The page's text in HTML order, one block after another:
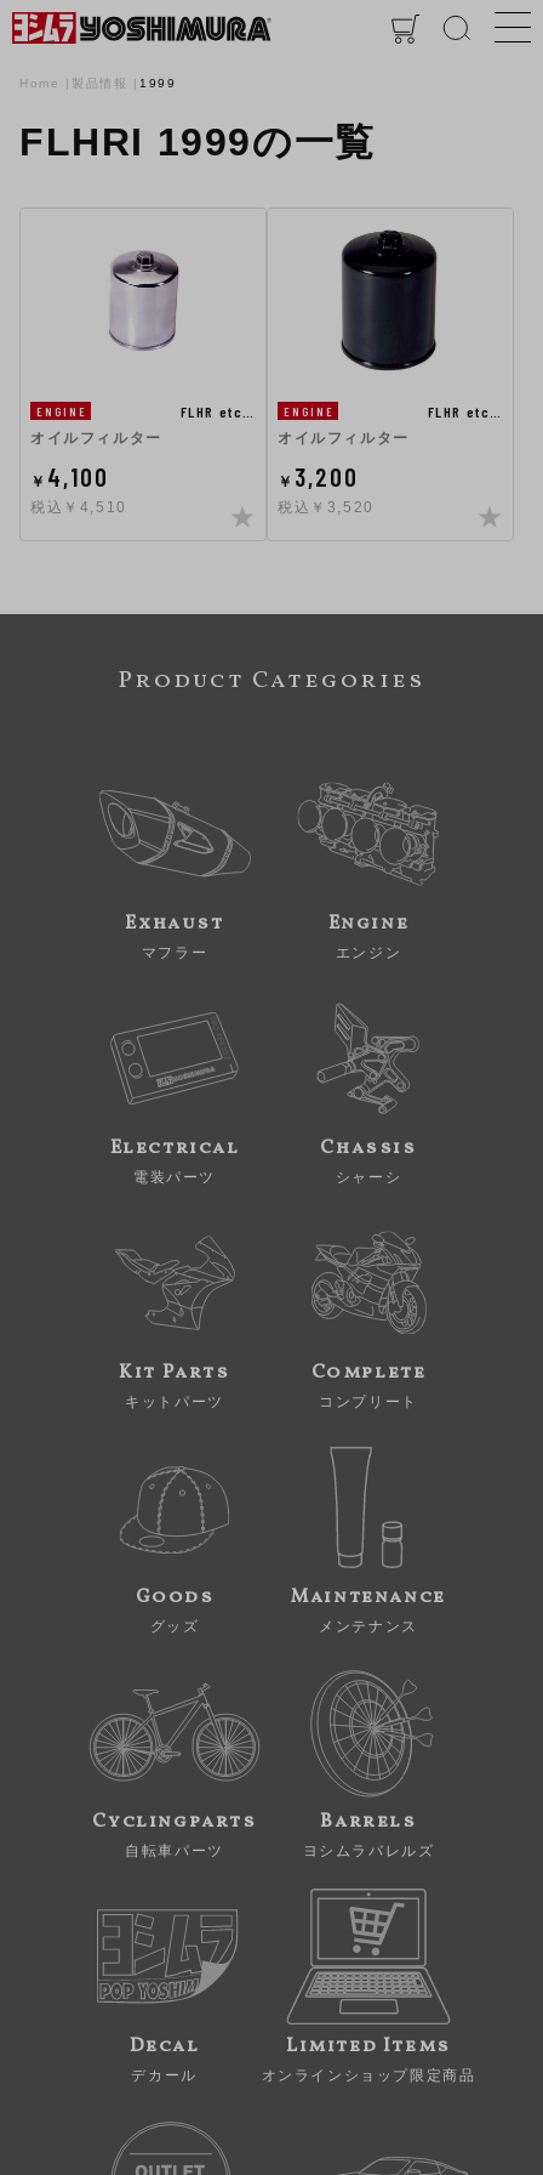
Home 製品情報 1999
FLHRI 1999の一覧
ENGINE
FLHR etc…
オイルフィルター
￥ 4,100
税込￥4,510
ENGINE
FLHR etc…
オイルフィルター
￥ 3,200
税込￥3,520
Product Categories
Exhaust
マフラー
Engine
エンジン
Electrical
電装パーツ
Chassis
シャーシ
Kit Parts
キットパーツ
Complete
コンプリート
Goods
グッズ
Maintenance
メンテナンス
Cyclingparts
自転車パーツ
Barrels
ヨシムラバレルズ
Decal
デカール
Limited Items
オンラインショップ限定商品